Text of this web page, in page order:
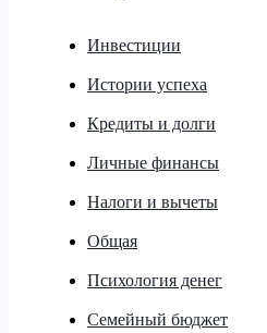
Инвестиции
Истории успеха
Кредиты и долги
Личные финансы
Налоги и вычеты
Общая
Психология денег
Семейный бюджет